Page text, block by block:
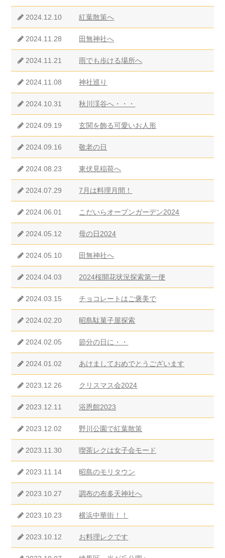
2024.12.10 紅葉散策へ
2024.11.28 田無神社へ
2024.11.21 雨でも歩ける場所へ
2024.11.08 神社巡り
2024.10.31 秋川渓谷へ・・・
2024.09.19 玄関を飾る可愛いお人形
2024.09.16 敬老の日
2024.08.23 東伏見稲荷へ
2024.07.29 7月は料理月間！
2024.06.01 こだいらオープンガーデン2024
2024.05.12 母の日2024
2024.05.10 田無神社へ
2024.04.03 2024桜開花状況探索第一便
2024.03.15 チョコレートはご褒美で
2024.02.20 昭島駄菓子屋探索
2024.02.05 節分の日に・・
2024.01.02 あけましておめでとうございます
2023.12.26 クリスマス会2024
2023.12.11 浴恩館2023
2023.12.02 野川公園で紅葉散策
2023.11.30 喫茶レクは女子会モード
2023.11.14 昭島のモリタウン
2023.10.27 調布の布多天神社へ
2023.10.23 横浜中華街！！
2023.10.12 お料理レクです